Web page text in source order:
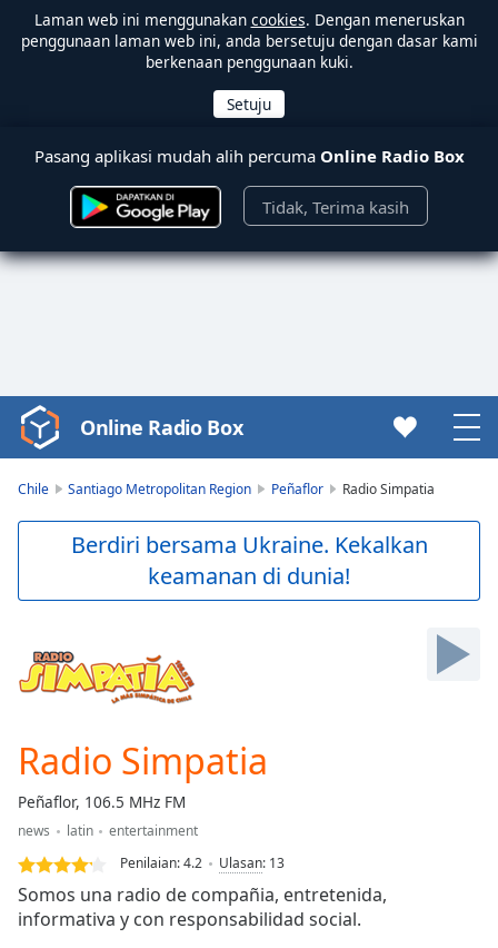
Laman web ini menggunakan cookies. Dengan meneruskan
penggunaan laman web ini, anda bersetuju dengan dasar kami
berkenaan penggunaan kuki.
Pasang aplikasi mudah alih percuma Online Radio Box
Tidak, Terima kasih
Video
Player
Skip
Forward
Mute
Loaded:
0.00%
Stream
Type
Seek to
live,
Online Radio Box
Chile Santiago Metropolitan Region Peñaflor Radio Simpatia
Berdiri bersama Ukraine. Kekalkan
keamanan di dunia!
Radio Simpatia
Peñaflor, 106.5 MHz FM
news latin
entertainment
Penilaian:4.2 Ulasan: 13
Somos una radio de compañia, entretenida,
informativa y con responsabilidad social.